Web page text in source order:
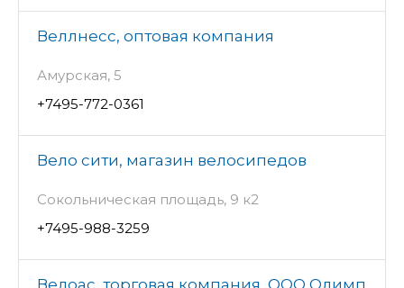
Веллнесс, оптовая компания
Амурская, 5
+7495-772-0361
Вело сити, магазин велосипедов
Сокольническая площадь, 9 к2
+7495-988-3259
Велоас, торговая компания, ООО Олимп